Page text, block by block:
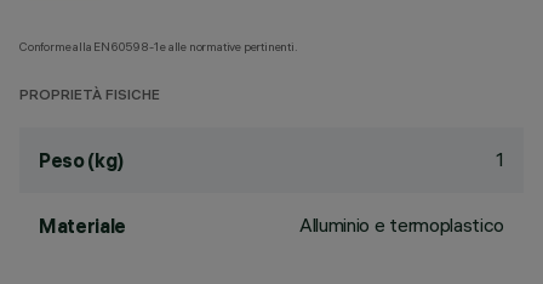
Conforme alla EN60598-1 e alle normative pertinenti.
PROPRIETÀ FISICHE
Peso (kg) 1
Materiale Alluminio e termoplastico